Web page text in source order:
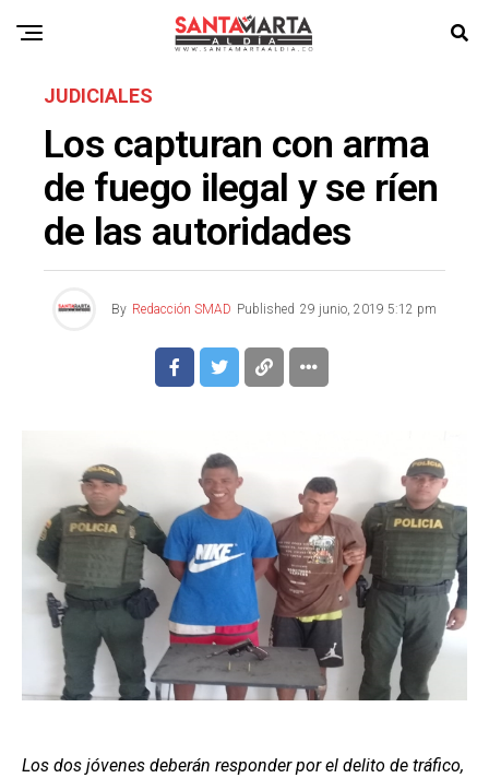
JUDICIALES
Los capturan con arma
de fuego ilegal y se ríen
de las autoridades
By Redacción SMAD Published 29 junio, 2019 5:12 pm
Los dos jóvenes deberán responder por el delito de tráfico,